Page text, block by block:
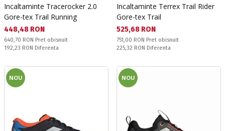
Incaltaminte Tracerocker 2.0
Gore-tex Trail Running
Текуща цена:
448,48 RON
Pret obisnuit:
640,70 RON Pret obisnuit
Спестявате:
192,23 RON Diferenta
Incaltaminte Terrex Trail Rider
Gore-tex Trail
Текуща цена:
525,68 RON
Pret obisnuit:
751,00 RON Pret obisnuit
Спестявате:
225,32 RON Diferenta
NOU NOU